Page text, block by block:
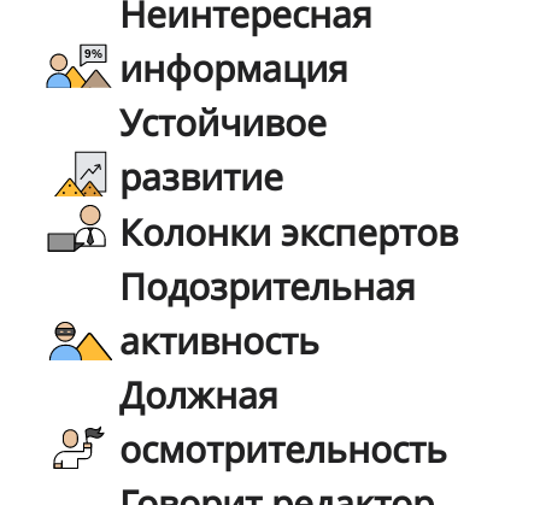
Неинтересная
информация
Устойчивое
развитие
Колонки экспертов
Подозрительная
активность
Должная
осмотрительность